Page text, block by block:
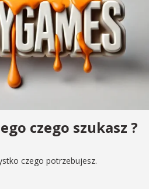
czego szukasz ?
czego potrzebujesz.